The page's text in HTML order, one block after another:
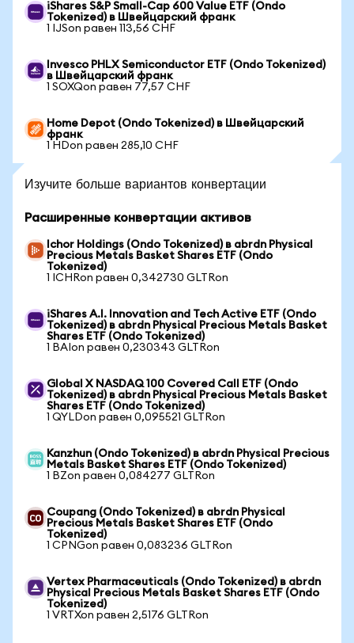
iShares S&P Small-Cap 600 Value ETF (Ondo
Tokenized) в Швейцарский франк
1 IJSon равен 113,56 CHF
Invesco PHLX Semiconductor ETF (Ondo Tokenized)
в Швейцарский франк
1 SOXQon равен 77,57 CHF
Home Depot (Ondo Tokenized) в Швейцарский
франк
1 HDon равен 285,10 CHF
Изучите больше вариантов конвертации
Расширенные конвертации активов
Ichor Holdings (Ondo Tokenized) в abrdn Physical
Precious Metals Basket Shares ETF (Ondo
Tokenized)
1 ICHRon равен 0,342730 GLTRon
iShares A.I. Innovation and Tech Active ETF (Ondo
Tokenized) в abrdn Physical Precious Metals Basket
Shares ETF (Ondo Tokenized)
1 BAIon равен 0,230343 GLTRon
Global X NASDAQ 100 Covered Call ETF (Ondo
Tokenized) в abrdn Physical Precious Metals Basket
Shares ETF (Ondo Tokenized)
1 QYLDon равен 0,095521 GLTRon
Kanzhun (Ondo Tokenized) в abrdn Physical Precious
Metals Basket Shares ETF (Ondo Tokenized)
1 BZon равен 0,084277 GLTRon
Coupang (Ondo Tokenized) в abrdn Physical
Precious Metals Basket Shares ETF (Ondo
Tokenized)
1 CPNGon равен 0,083236 GLTRon
Vertex Pharmaceuticals (Ondo Tokenized) в abrdn
Physical Precious Metals Basket Shares ETF (Ondo
Tokenized)
1 VRTXon равен 2,5176 GLTRon